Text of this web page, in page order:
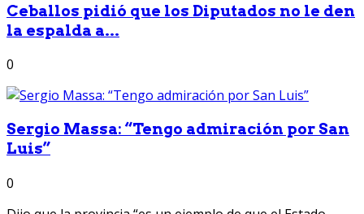
Ceballos pidió que los Diputados no le den
la espalda a...
0
Sergio Massa: “Tengo admiración por San
Luis”
0